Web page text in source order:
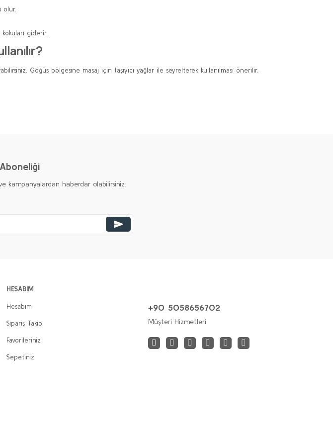
olur.
giderir.
Göğüs bölgesine masaj için taşıyıcı yağlar ile seyrelterek kullanılması önerilir.
kampanyalardan haberdar olabilirsiniz.
HESABIM
Hesabım
Sipariş Takip
Favorileriniz
Sepetiniz
+90 5058656702
Müşteri Hizmetleri